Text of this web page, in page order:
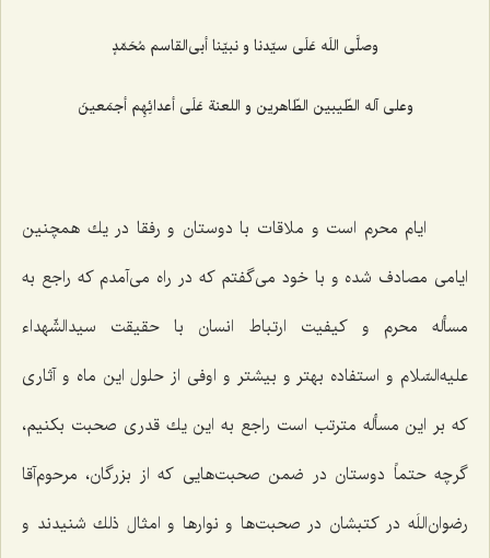
وصلَّى اللَه عَلَى سيّدنا و نبيّنا أبى‌القاسم مُحَمّدٍ
وعلى آله الطّيبين الطّاهرين و اللعنة عَلَى أعدائِهِم أجمَعينَ‌
ایام محرم است و ملاقات با دوستان و رفقا در یك همچنین
ایامی مصادف شده و با خود می‌گفتم كه در راه می‌آمدم كه راجع به
مسأله محرم و كیفیت ارتباط انسان با حقیقت سیدالشّهداء
علیه‌السّلام و استفاده بهتر و بیشتر و اوفی از حلول این ماه و آثاری
كه بر این مسأله مترتب است راجع به این یك قدری صحبت بكنیم،
گرچه حتماً دوستان در ضمن صحبت‌هایی كه از بزرگان، مرحوم‌آقا
رضوان‌اللَه در كتبشان در صحبت‌ها و نوارها و امثال ذلك شنیدند و